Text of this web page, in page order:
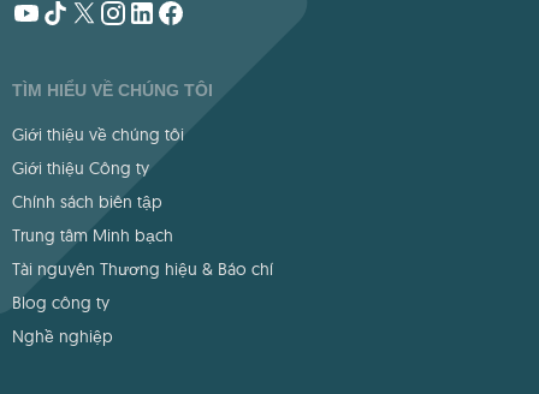
TÌM HIỂU VỀ CHÚNG TÔI
Giới thiệu về chúng tôi
Giới thiệu Công ty
Chính sách biên tập
Trung tâm Minh bạch
Tài nguyên Thương hiệu & Báo chí
Blog công ty
Nghề nghiệp